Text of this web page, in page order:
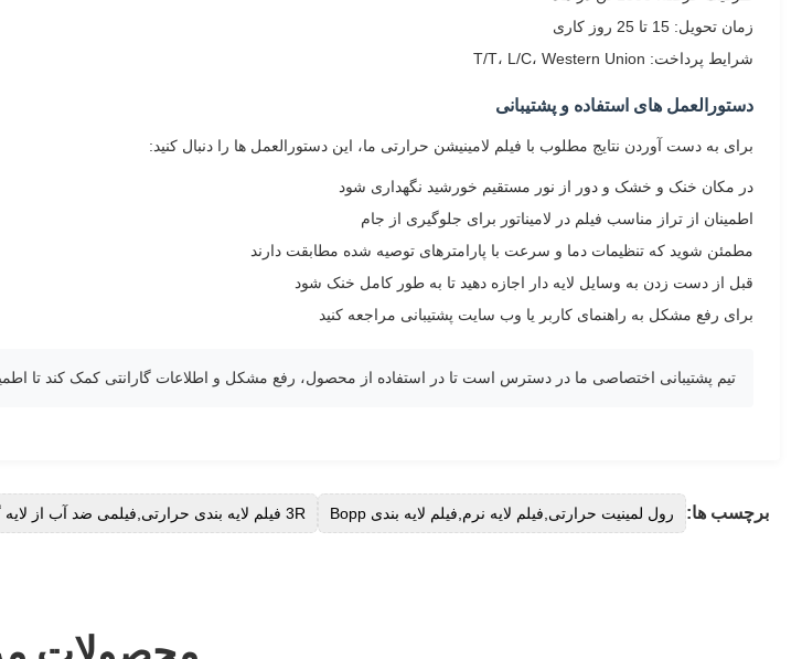
زمان تحویل: 15 تا 25 روز کاری
شرایط پرداخت: T/T، L/C، Western Union
دستورالعمل های استفاده و پشتیبانی
برای به دست آوردن نتایج مطلوب با فیلم لامینیشن حرارتی ما، این دستورالعمل ها را دنبال کنید:
در مکان خنک و خشک و دور از نور مستقیم خورشید نگهداری شود
اطمینان از تراز مناسب فیلم در لامیناتور برای جلوگیری از جام
مطمئن شوید که تنظیمات دما و سرعت با پارامترهای توصیه شده مطابقت دارند
قبل از دست زدن به وسایل لایه دار اجازه دهید تا به طور کامل خنک شود
برای رفع مشکل به راهنمای کاربر یا وب سایت پشتیبانی مراجعه کنید
تیم پشتیبانی اختصاصی ما در دسترس است تا در استفاده از محصول، رفع مشکل و اطلاعات گارانتی کمک کند تا
برچسب ها: رول لمینیت حرارتی,فیلم لایه نرم,فیلم لایه بندی Bopp 3R فیلم لایه بندی حرارتی,فیلمی ضد آب از لایه گرم,فیلم حرارتی BOPP مقاوم در برابر اشک